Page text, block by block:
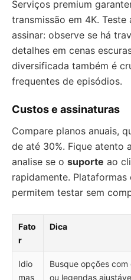
Serviços premium
transmissão em 4K.
assinar: observe se há
detalhes em cenas
diversificada também é
frequentes de episódios.
Custos e assinaturas
Compare planos anuais,
de até 30%. Fique atento
analise se o suporte ao
rapidamente.
permitem testar sem
Fato
r
Dica
Idio
mas
Busque opções com
ou legendas